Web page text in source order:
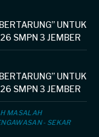
UNTUK
SMPN 3 JEMBER
UNTUK
SMPN 3 JEMBER
MASALAH
- SEKAR